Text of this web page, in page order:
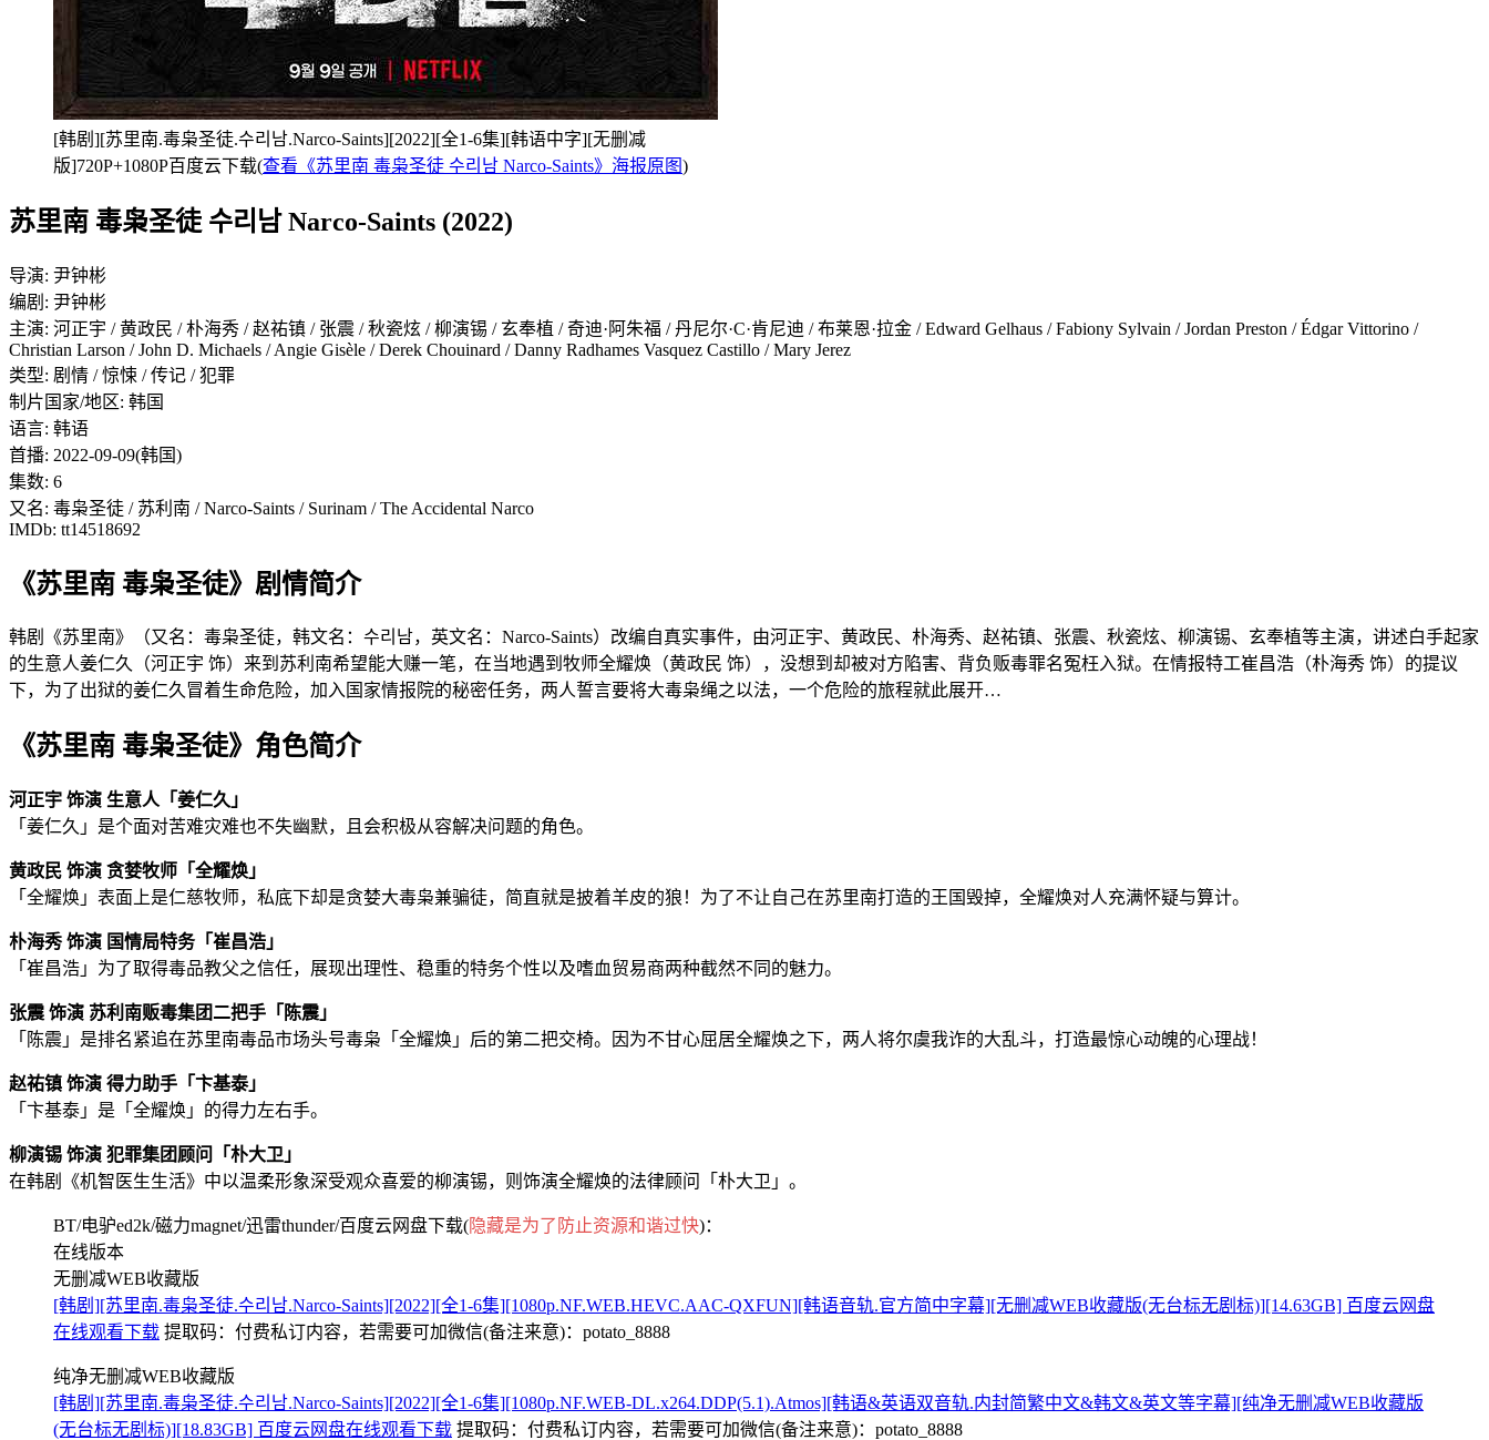
[韩剧][苏里南.毒枭圣徒.수리남.Narco-Saints][2022][全1-6集][韩语中字][无删减
版]720P+1080P百度云下载(查看《苏里南 毒枭圣徒 수리남 Narco-Saints》海报原图)
苏里南 毒枭圣徒 수리남 Narco-Saints (2022)
导演: 尹钟彬
编剧: 尹钟彬
主演: 河正宇 / 黄政民 / 朴海秀 / 赵祐镇 / 张震 / 秋瓷炫 / 柳演锡 / 玄奉植 / 奇迪·阿朱福 / 丹尼尔·C·肯尼迪 / 布莱恩·拉金 / Edward Gelhaus / Fabiony Sylvain / Jordan Preston / Édgar Vittorino /
Christian Larson / John D. Michaels / Angie Gisèle / Derek Chouinard / Danny Radhames Vasquez Castillo / Mary Jerez
类型: 剧情 / 惊悚 / 传记 / 犯罪
制片国家/地区: 韩国
语言: 韩语
首播: 2022-09-09(韩国)
集数: 6
又名: 毒枭圣徒 / 苏利南 / Narco-Saints / Surinam / The Accidental Narco
IMDb: tt14518692
《苏里南 毒枭圣徒》剧情简介
韩剧《苏里南》（又名：毒枭圣徒，韩文名：수리남，英文名：Narco-Saints）改编自真实事件，由河正宇、黄政民、朴海秀、赵祐镇、张震、秋瓷炫、柳演锡、玄奉植等主演，讲述白手起家
的生意人姜仁久（河正宇 饰）来到苏利南希望能大赚一笔，在当地遇到牧师全耀焕（黄政民 饰），没想到却被对方陷害、背负贩毒罪名冤枉入狱。在情报特工崔昌浩（朴海秀 饰）的提议
下，为了出狱的姜仁久冒着生命危险，加入国家情报院的秘密任务，两人誓言要将大毒枭绳之以法，一个危险的旅程就此展开…
《苏里南 毒枭圣徒》角色简介
河正宇 饰演 生意人「姜仁久」
「姜仁久」是个面对苦难灾难也不失幽默，且会积极从容解决问题的角色。
黄政民 饰演 贪婪牧师「全耀焕」
「全耀焕」表面上是仁慈牧师，私底下却是贪婪大毒枭兼骗徒，简直就是披着羊皮的狼！为了不让自己在苏里南打造的王国毁掉，全耀焕对人充满怀疑与算计。
朴海秀 饰演 国情局特务「崔昌浩」
「崔昌浩」为了取得毒品教父之信任，展现出理性、稳重的特务个性以及嗜血贸易商两种截然不同的魅力。
张震 饰演 苏利南贩毒集团二把手「陈震」
「陈震」是排名紧追在苏里南毒品市场头号毒枭「全耀焕」后的第二把交椅。因为不甘心屈居全耀焕之下，两人将尔虞我诈的大乱斗，打造最惊心动魄的心理战！
赵祐镇 饰演 得力助手「卞基泰」
「卞基泰」是「全耀焕」的得力左右手。
柳演锡 饰演 犯罪集团顾问「朴大卫」
在韩剧《机智医生生活》中以温柔形象深受观众喜爱的柳演锡，则饰演全耀焕的法律顾问「朴大卫」。
BT/电驴ed2k/磁力magnet/迅雷thunder/百度云网盘下载(隐藏是为了防止资源和谐过快)：
在线版本
无删减WEB收藏版
[韩剧][苏里南.毒枭圣徒.수리남.Narco-Saints][2022][全1-6集][1080p.NF.WEB.HEVC.AAC-QXFUN][韩语音轨.官方简中字幕][无删减WEB收藏版(无台标无剧标)][14.63GB] 百度云网盘
在线观看下载 提取码： 付费私订内容，若需要可加微信(备注来意)：potato_8888
纯净无删减WEB收藏版
[韩剧][苏里南.毒枭圣徒.수리남.Narco-Saints][2022][全1-6集][1080p.NF.WEB-DL.x264.DDP(5.1).Atmos][韩语&英语双音轨.内封简繁中文&韩文&英文等字幕][纯净无删减WEB收藏版
(无台标无剧标)][18.83GB] 百度云网盘在线观看下载 提取码： 付费私订内容，若需要可加微信(备注来意)：potato_8888